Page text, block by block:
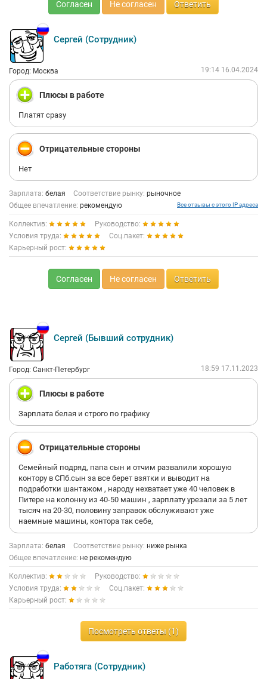
Согласен Не согласен Ответить
Сергей (Сотрудник)
Город: Москва 19:14 16.04.2024
Плюсы в работе
Платят сразу
Отрицательные стороны
Нет
Зарплата: белая Соответствие рынку: рыночное
Общее впечатление: рекомендую Все отзывы с этого IP адреса
Коллектив:
Руководство:
Условия труда:
Соц.пакет:
Карьерный рост:
Согласен Не согласен Ответить
Сергей (Бывший сотрудник)
Город: Санкт-Петербург 18:59 17.11.2023
Плюсы в работе
Зарплата белая и строго по графику
Отрицательные стороны
Семейный подряд, папа сын и отчим развалили хорошую
контору в СПб.сын за все берет взятки и выводит на
подработки шантажом , народу нехватает уже 40 человек в
Питере на колонну из 40-50 машин , зарплату урезали за 5 лет
тысяч на 20-30, половину заправок обслуживают уже
наемные машины, контора так себе,
Зарплата: белая Соответствие рынку: ниже рынка
Общее впечатление: не рекомендую
Коллектив:
Руководство:
Условия труда:
Соц.пакет:
Карьерный рост:
Посмотреть ответы (1)
Работяга (Сотрудник)